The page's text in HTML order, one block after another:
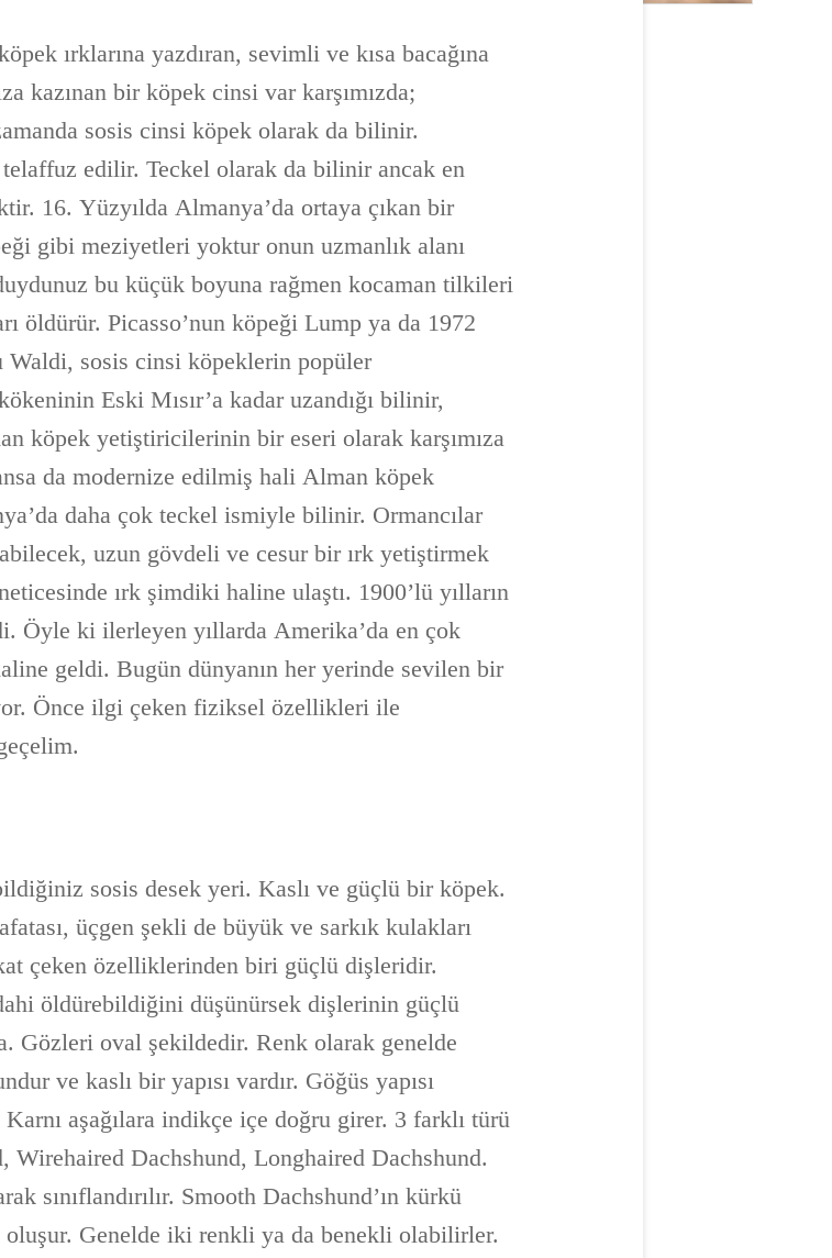
ırklarına yazdıran, sevimli ve kısa bacağına
kazınan bir köpek cinsi var karşımızda;
sosis cinsi köpek olarak da bilinir.
edilir. Teckel olarak da bilinir ancak en
16. Yüzyılda Almanya’da ortaya çıkan bir
gibi meziyetleri yoktur onun uzmanlık alanı
bu küçük boyuna rağmen kocaman tilkileri
öldürür. Picasso’nun köpeği Lump ya da 1972
Waldi, sosis cinsi köpeklerin popüler
Eski Mısır’a kadar uzandığı bilinir,
köpek yetiştiricilerinin bir eseri olarak karşımıza
da modernize edilmiş hali Alman köpek
daha çok teckel ismiyle bilinir. Ormancılar
uzun gövdeli ve cesur bir ırk yetiştirmek
ırk şimdiki haline ulaştı. 1900’lü yılların
Öyle ki ilerleyen yıllarda Amerika’da en çok
geldi. Bugün dünyanın her yerinde sevilen bir
Önce ilgi çeken fiziksel özellikleri ile
sosis desek yeri. Kaslı ve güçlü bir köpek.
üçgen şekli de büyük ve sarkık kulakları
çeken özelliklerinden biri güçlü dişleridir.
öldürebildiğini düşünürsek dişlerinin güçlü
Gözleri oval şekildedir. Renk olarak genelde
ve kaslı bir yapısı vardır. Göğüs yapısı
Karnı aşağılara indikçe içe doğru girer. 3 farklı türü
Wirehaired Dachshund, Longhaired Dachshund.
sınıflandırılır. Smooth Dachshund’ın kürkü
oluşur. Genelde iki renkli ya da benekli olabilirler.